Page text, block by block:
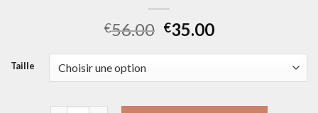
€56.00 €35.00
Taille